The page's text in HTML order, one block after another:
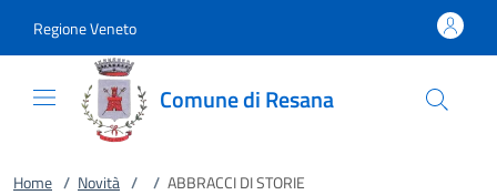
Regione Veneto
Comune di Resana
Home / Novità / / ABBRACCI DI STORIE